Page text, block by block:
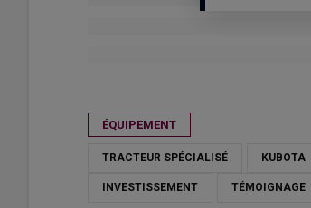
ÉQUIPEMENT
TRACTEUR SPÉCIALISÉ KUBOTA
INVESTISSEMENT TÉMOIGNAGE